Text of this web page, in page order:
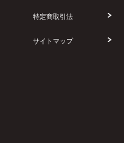
特定商取引法
サイトマップ